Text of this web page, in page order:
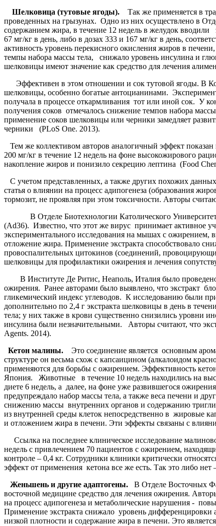
Шелковица (тутовые ягоды).
Так же применяется в
проведенных на грызунах. Одно из них осуществлено в
содержанием жира, в течение 12 недель в желудок вводили
67 мг/кг в день, либо в дозах 333 и 167 мг/кг в день,
активность уровень перекисного окисления жиров в
темпы набора массы тела, снижало уровень инсулина и
шелковицы имеют значение как средство для лечения
Эффективен в этом отношении и сок тутовой ягоды. В
шелковицы, особенно богатые антоцианинами.
получала в процессе откармливания тот или иной сок. У
получения соков отмечалось снижение темпов набора
применение соков шелковицы или черники замедляет
черники (PLoS One. 2013).
Тем же коллективом авторов аналогичный эффект
200 мг/кг в течение 12 недель на фоне высокожирового
накопление жиров и понизило секрецию лептина (Food
С учетом представленных, а также других похожих
статья о влиянии на процесс адипогенеза (образования
тормозит, не проявляя при этом токсичности. Авторы
В Отделе Биотехнологии Католического Университета
(Ad36). Известно, что этот же вирус принимает активное
экспериментального исследования на мышах с
отложение жира. Применение экстракта способствовало
провоспалительных цитокинов (соединений,
шелковицы для профилактики ожирения и лечения
В Институте Де Ритис, Неаполь, Италия было проведено
ожирения. Ранее авторами было выявлено, что экстракт
гликемический индекс углеводов. К исследованию были
дополнительно по 2,4 г экстракта шелковицы в день в
тела; у них также в крови существенно снизились уровни
инсулина были незначительными. Авторы считают, что
Agents. 2014).
Кетон малины. Это соединение является основным
структуре он весьма схож с капсаицином (алкалоидом
применяются для борьбы с ожирением. Эффективность
Япония. Животные в течение 10 недель находились на
диете 6 недель, а далее, на фоне уже развившегося
предупреждало набор массы тела, а также веса печени и
снижению массы внутренних органов и содержанию
из внутренней среды клеток непосредственно в жировые
и отложением жира в печени. Эти эффекты связаны с
Ссылка на последнее клиническое исследование
недель с привлечением 70 пациентов с ожирением,
контроле – 0,4 кг. Сотрудники клиники критически
эффект от применения кетона все же есть. Так это либо
Женьшень и другие адаптогены.
В Отделе Восточных
восточной медицине средство для лечения ожирения.
на процесс адипогенеза и метаболические нарушения -
Применение экстракта снижало уровень дифференцировки
низкой плотности и содержание жира в печени. Это